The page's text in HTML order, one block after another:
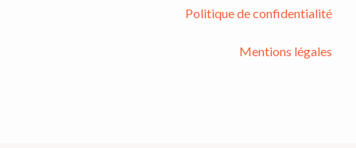
Politique de confidentialité
Mentions légales